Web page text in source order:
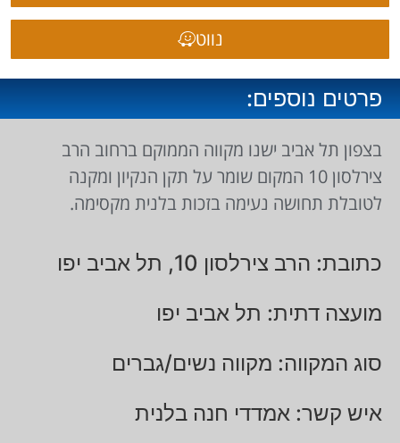
נווט
פרטים נוספים:
בצפון תל אביב ישנו מקווה הממוקם ברחוב הרב
צירלסון 10 המקום שומר על תקן הנקיון ומקנה
לטובלת תחושה נעימה בזכות בלנית מקסימה.
כתובת: הרב צירלסון 10, תל אביב יפו
מועצה דתית: תל אביב יפו
סוג המקווה: מקווה נשים/גברים
איש קשר: אמדדי חנה בלנית